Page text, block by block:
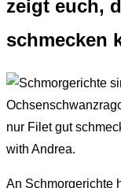
zeigt euch,
schmecken
An Schmorgerichte